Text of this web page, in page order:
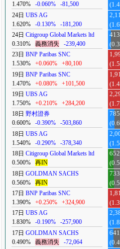
1.470%
-0.060% -81,500
24日 UBS AG
1.620%
-0.130% -181,200
24日 Citigroup Global Markets ltd
0.310%
義務消失 -239,400
23日 BNP Paribas SNC
1.530%
+0.060% +80,100
19日 BNP Paribas SNC
1.470%
+0.080% +101,500
19日 UBS AG
1.750%
+0.210% +284,200
18日 野村證券
0.600%
-0.390% -503,860
18日 UBS AG
1.540%
-0.290% -378,340
18日 Citigroup Global Markets ltd
0.500%
再IN
18日 GOLDMAN SACHS
0.560%
再IN
17日 BNP Paribas SNC
1.390%
+0.250% +324,900
17日 UBS AG
1.830%
-0.190% -257,900
17日 GOLDMAN SACHS
0.490%
義務消失 -72,064